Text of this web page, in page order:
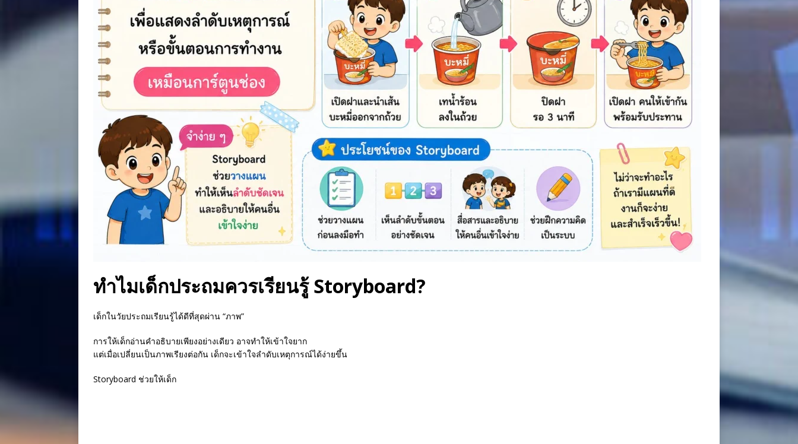
ทำไมเด็กประถมควรเรียนรู้ Storyboard?
เด็กในวัยประถมเรียนรู้ได้ดีที่สุดผ่าน “ภาพ”
การให้เด็กอ่านคำอธิบายเพียงอย่างเดียว อาจทำให้เข้าใจยาก
แต่เมื่อเปลี่ยนเป็นภาพเรียงต่อกัน เด็กจะเข้าใจลำดับเหตุการณ์ได้ง่ายขึ้น
Storyboard ช่วยให้เด็ก